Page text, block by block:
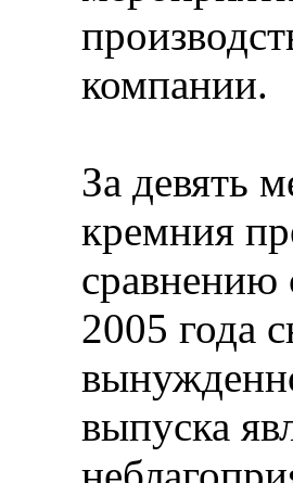
компании.
За девять
кремния
сравнению
2005 года
выпуска